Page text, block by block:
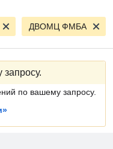
ДВОМЦ ФМБА
по вашему запросу.